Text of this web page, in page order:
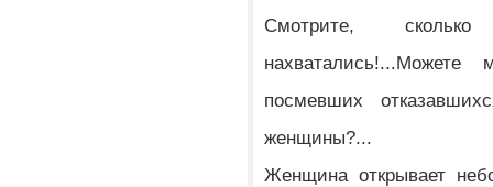
Смотрите,
посмевших
женщины?...
Женщина открывает